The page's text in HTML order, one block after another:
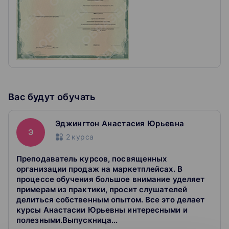
Поднятие карточки товара от внешнего трафика:
рекомендации лидеров мнений.
Вы будете знать:
Инструменты аналитики продаж на маркетплейсах.
Тренды оформления карточки товара.
Вас будут обучать
Э
Эджингтон Анастасия Юрьевна
2 курса
Преподаватель курсов, посвященных
организации продаж на маркетплейсах. В
процессе обучения большое внимание уделяет
примерам из практики, просит слушателей
делиться собственным опытом. Все это делает
курсы Анастасии Юрьевны интересными и
полезными.Выпускница...